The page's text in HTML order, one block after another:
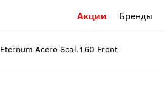
Акции Бренды
Eternum Acero Scal.160 Front